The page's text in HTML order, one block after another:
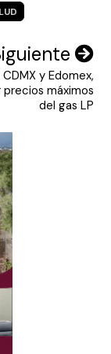
y Edomex,
máximos
del gas LP